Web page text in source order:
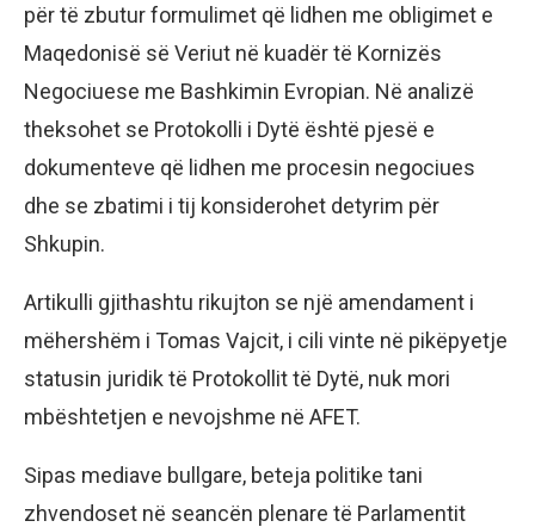
për të zbutur formulimet që lidhen me obligimet e
Maqedonisë së Veriut në kuadër të Kornizës
Negociuese me Bashkimin Evropian. Në analizë
theksohet se Protokolli i Dytë është pjesë e
dokumenteve që lidhen me procesin negociues
dhe se zbatimi i tij konsiderohet detyrim për
Shkupin.
Artikulli gjithashtu rikujton se një amendament i
mëhershëm i Tomas Vajcit, i cili vinte në pikëpyetje
statusin juridik të Protokollit të Dytë, nuk mori
mbështetjen e nevojshme në AFET.
Sipas mediave bullgare, beteja politike tani
zhvendoset në seancën plenare të Parlamentit